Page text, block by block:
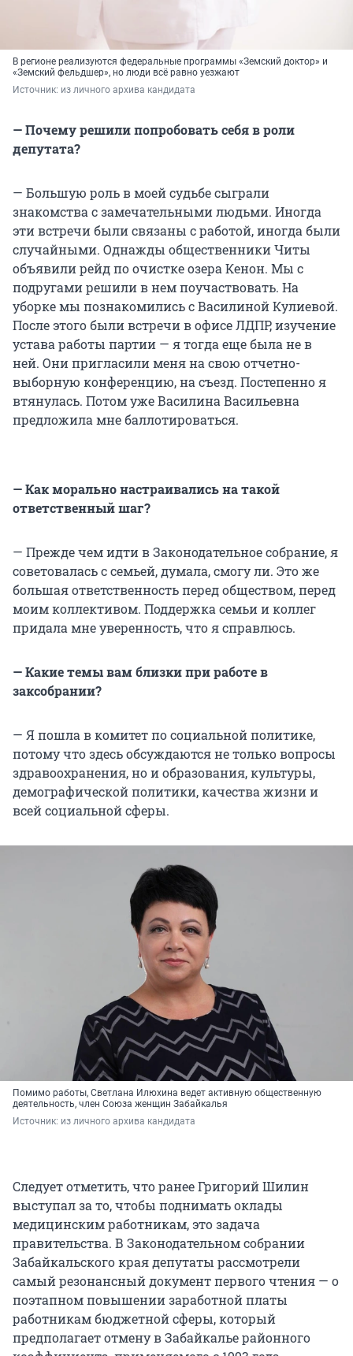
В регионе реализуются федеральные программы «Земский доктор» и
«Земский фельдшер», но люди всё равно уезжают
Источник: из личного архива кандидата
— Почему решили попробовать себя в роли
депутата?
— Большую роль в моей судьбе сыграли
знакомства с замечательными людьми. Иногда
эти встречи были связаны с работой, иногда были
случайными. Однажды общественники Читы
объявили рейд по очистке озера Кенон. Мы с
подругами решили в нем поучаствовать. На
уборке мы познакомились с Василиной Кулиевой.
После этого были встречи в офисе ЛДПР, изучение
устава работы партии — я тогда еще была не в
ней. Они пригласили меня на свою отчетно-
выборную конференцию, на съезд. Постепенно я
втянулась. Потом уже Василина Васильевна
предложила мне баллотироваться.
— Как морально настраивались на такой
ответственный шаг?
— Прежде чем идти в Законодательное собрание, я
советовалась с семьей, думала, смогу ли. Это же
большая ответственность перед обществом, перед
моим коллективом. Поддержка семьи и коллег
придала мне уверенность, что я справлюсь.
— Какие темы вам близки при работе в
заксобрании?
— Я пошла в комитет по социальной политике,
потому что здесь обсуждаются не только вопросы
здравоохранения, но и образования, культуры,
демографической политики, качества жизни и
всей социальной сферы.
Помимо работы, Светлана Илюхина ведет активную общественную
деятельность, член Союза женщин Забайкалья
Источник: из личного архива кандидата
Следует отметить, что ранее Григорий Шилин
выступал за то, чтобы поднимать оклады
медицинским работникам, это задача
правительства. В Законодательном собрании
Забайкальского края депутаты рассмотрели
самый резонансный документ первого чтения — о
поэтапном повышении заработной платы
работникам бюджетной сферы, который
предполагает отмену в Забайкалье районного